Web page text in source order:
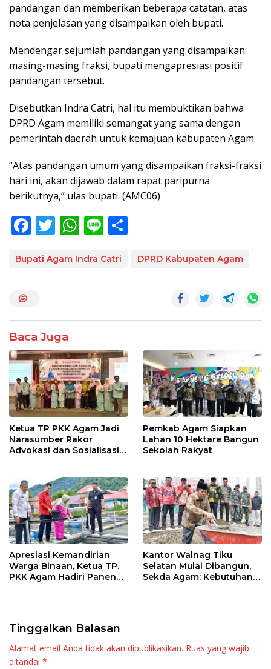
pandangan dan memberikan beberapa catatan, atas
nota penjelasan yang disampaikan oleh bupati.
Mendengar sejumlah pandangan yang disampaikan
masing-masing fraksi, bupati mengapresiasi positif
pandangan tersebut.
Disebutkan Indra Catri, hal itu membuktikan bahwa
DPRD Agam memiliki semangat yang sama dengan
pemerintah daerah untuk kemajuan kabupaten Agam.
“Atas pandangan umum yang disampaikan fraksi-fraksi
hari ini, akan dijawab dalam rapat paripurna
berikutnya,” ulas bupati. (AMC06)
F
e
o
k
T
itt
W
at
p
Li
e ar
Bupati Agam Indra Catri DPRD Kabupaten Agam
Baca Juga
Ketua TP PKK Agam Jadi
Narasumber Rakor
Advokasi dan Sosialisasi
Pemkab Agam Siapkan
Lahan 10 Hektare Bangun
Sekolah Rakyat
Apresiasi Kemandirian
Warga Binaan, Ketua TP.
PKK Agam Hadiri Panen
Kantor Walnag Tiku
Selatan Mulai Dibangun,
Sekda Agam: Kebutuhan
Tinggalkan Balasan
Alamat email Anda tidak akan dipublikasikan. Ruas yang wajib
ditandai *